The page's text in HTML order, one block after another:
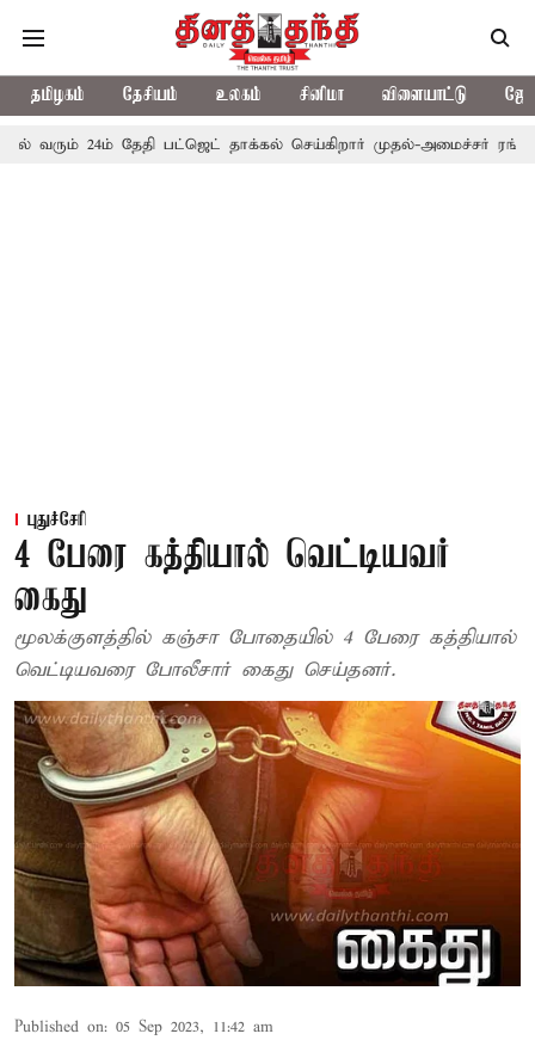
தமிழகம் தேசியம் உலகம் சினிமா விளையாட்டு
தேதி பட்ஜெட் தாக்கல் செய்கிறார் முதல்-அமைச்சர் ரங்கசாமி
புதுச்சேரி
4 பேரை கத்தியால் வெட்டியவர்
கைது
மூலக்குளத்தில் கஞ்சா போதையில் 4 பேரை கத்தியால்
வெட்டியவரை போலீசார் கைது செய்தனர்.
Published on: 05 Sep 2023, 11:42 am